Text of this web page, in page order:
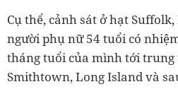
Cụ thể, cảnh sát ở hạt
người phụ nữ 54 tuổi có
tháng tuổi của mình tới trung
Smithtown, Long Island và